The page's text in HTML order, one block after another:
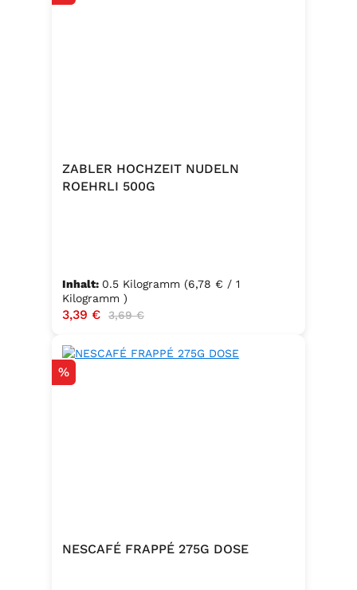
ZABLER HOCHZEIT NUDELN
ROEHRLI 500G
Inhalt: 0.5 Kilogramm (6,78 € / 1
Kilogramm )
Verkaufspreis:
3,39 € Regulärer Preis:
3,69 €
Rabatt
%
NESCAFÉ FRAPPÉ 275G DOSE